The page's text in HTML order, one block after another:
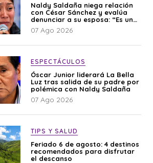
Naldy Saldaña niega relación
con César Sánchez y evalúa
denunciar a su esposa: “Es una
difamación”
07 Ago 2026
ESPECTÁCULOS
Óscar Junior liderará La Bella
Luz tras salida de su padre por
polémica con Naldy Saldaña
07 Ago 2026
TIPS Y SALUD
Feriado 6 de agosto: 4 destinos
recomendados para disfrutar
el descanso